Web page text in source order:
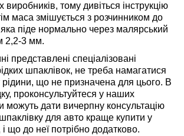
виробників, тому дивіться інструкцію
маса змішується з розчинником до
яка піде нормально через малярський
2,2-3 мм.
представлені спеціалізовані
шпаклівок, не треба намагатися
що не призначена для цього. В
проконсультуйтеся у наших
можуть дати вичерпну консультацію
для авто краще купити у
що до неї потрібно додатково.